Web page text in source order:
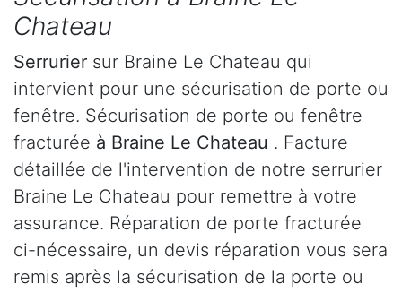
Chateau
Serrurier sur Braine Le Chateau qui
intervient pour une sécurisation de porte ou
fenêtre. Sécurisation de porte ou fenêtre
fracturée à Braine Le Chateau . Facture
détaillée de l'intervention de notre serrurier
Braine Le Chateau pour remettre à votre
assurance. Réparation de porte fracturée
ci-nécessaire, un devis réparation vous sera
remis après la sécurisation de la porte ou